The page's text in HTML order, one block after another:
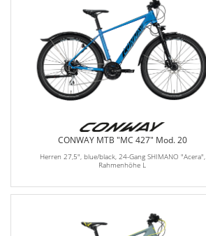
CONWAY MTB "MC 427" Mod. 20
Herren 27,5", blue/black, 24-Gang SHIMANO "Acera",
Rahmenhöhe L